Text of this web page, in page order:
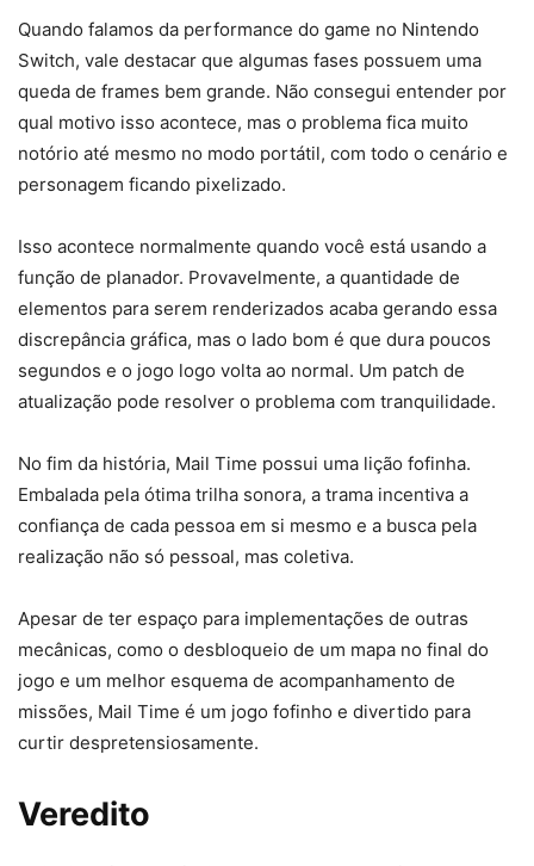
Quando falamos da performance do game no Nintendo
Switch, vale destacar que algumas fases possuem uma
queda de frames bem grande. Não consegui entender por
qual motivo isso acontece, mas o problema fica muito
notório até mesmo no modo portátil, com todo o cenário e
personagem ficando pixelizado.
Isso acontece normalmente quando você está usando a
função de planador. Provavelmente, a quantidade de
elementos para serem renderizados acaba gerando essa
discrepância gráfica, mas o lado bom é que dura poucos
segundos e o jogo logo volta ao normal. Um patch de
atualização pode resolver o problema com tranquilidade.
No fim da história, Mail Time possui uma lição fofinha.
Embalada pela ótima trilha sonora, a trama incentiva a
confiança de cada pessoa em si mesmo e a busca pela
realização não só pessoal, mas coletiva.
Apesar de ter espaço para implementações de outras
mecânicas, como o desbloqueio de um mapa no final do
jogo e um melhor esquema de acompanhamento de
missões, Mail Time é um jogo fofinho e divertido para
curtir despretensiosamente.
Veredito